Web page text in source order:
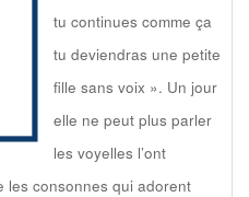
tu continues comme ça
tu deviendras une petite
fille sans voix ». Un jour
elle ne peut plus parler
les voyelles l’ont
les consonnes qui adorent